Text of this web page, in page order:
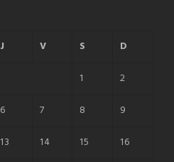
J V S
D
1
2
6 7 8
9
13 14 15
16